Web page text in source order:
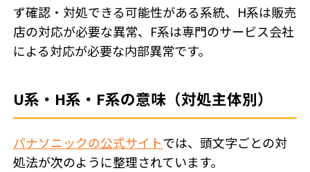
ず確認・対処できる可能性がある系統、H系は販売
店の対応が必要な異常、F系は専門のサービス会社
による対応が必要な内部異常です。
U系・H系・F系の意味（対処主体別）
パナソニックの公式サイトでは、頭文字ごとの対
処法が次のように整理されています。